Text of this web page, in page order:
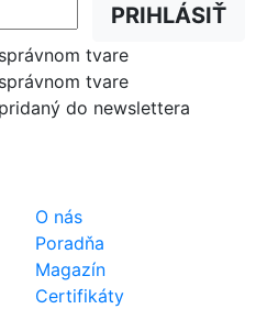
PRIHLÁSIŤ
tvare
tvare
do newslettera
O nás
Poradňa
Magazín
Certifikáty